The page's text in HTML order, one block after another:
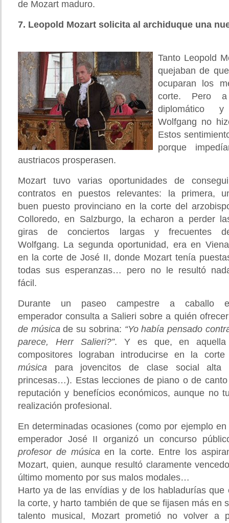
de Mozart maduro.
7. Leopold Mozart solicita al archiduque una
Tanto Leopold
quejaban de
ocuparan los
corte. Pero
diplomático
Wolfgang no
Estos
porque
austriacos prosperasen.
Mozart tuvo varias oportunidades de
contratos en puestos relevantes: la primera,
buen puesto provinciano en la corte del
Colloredo, en Salzburgo, la echaron a perder
giras de conciertos largas y frecuentes
Wolfgang. La segunda oportunidad, era en
en la corte de José II, donde Mozart tenía
todas sus esperanzas… pero no le resultó
fácil.
Durante un paseo campestre a caballo
emperador consulta a Salieri sobre a quién
de músicade su sobrina: “Yo había pensado
parece, Herr Salieri?”. Y es que, en aquella
compositores lograban introducirse en la
música para jovencitos de clase social alta
princesas…). Estas lecciones de piano o de
reputación y benefícios económicos, aunque no
realización profesional.
En determinadas ocasiones (como por ejemplo
emperador José II organizó un concurso
profesor de músicaen la corte. Entre los
Mozart, quien, aunque resultó claramente
último momento por sus malos modales…
Harto ya de las envídias y de los habladurías que
la corte, y harto también de que se fijasen más en
talento musical, Mozart prometió no volver a